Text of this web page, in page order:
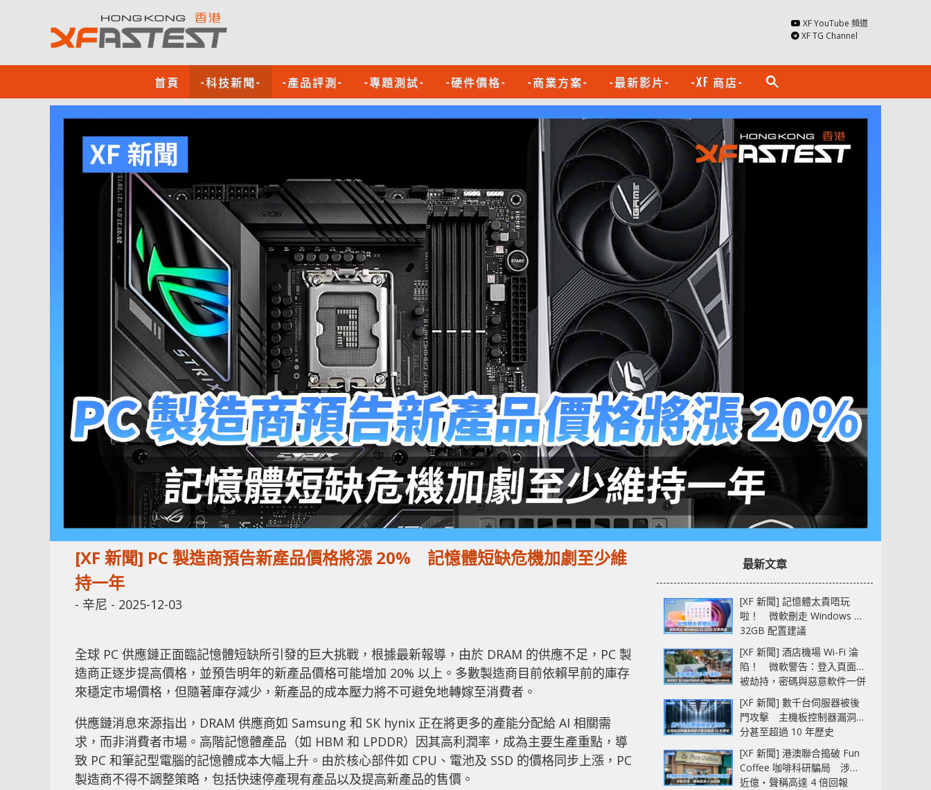
XF YouTube 頻道
XF TG Channel
首頁 -科技新聞- -產品評測- -專題測試- -硬件價格- -商業方案- -最新影片- -XF 商店- search
[XF 新聞] PC 製造商預告新產品價格將漲 20% 記憶體短缺危機加劇至少維
持一年
- 辛尼 - 2025-12-03
全球 PC 供應鏈正面臨記憶體短缺所引發的巨大挑戰，根據最新報導，由於 DRAM 的供應不足，PC 製
造商正逐步提高價格，並預告明年的新產品價格可能增加 20% 以上。多數製造商目前依賴早前的庫存
來穩定市場價格，但隨著庫存減少，新產品的成本壓力將不可避免地轉嫁至消費者。
供應鏈消息來源指出，DRAM 供應商如 Samsung 和 SK hynix 正在將更多的產能分配給 AI 相關需
求，而非消費者市場。高階記憶體產品（如 HBM 和 LPDDR）因其高利潤率，成為主要生產重點，導
致 PC 和筆記型電腦的記憶體成本大幅上升。由於核心部件如 CPU、電池及 SSD 的價格同步上漲，PC
製造商不得不調整策略，包括快速停產現有產品以及提高新產品的售價。
最新文章
[XF 新聞] 記憶體太貴唔玩
啦！ 微軟刪走 Windows 11
32GB 配置建議
[XF 新聞] 酒店機場 Wi-Fi 淪
陷！ 微軟警告：登入頁面可
被劫持，密碼與惡意軟件一併
中招
[XF 新聞] 數千台伺服器被後
門攻擊 主機板控制器漏洞部
分甚至超過 10 年歷史
[XF 新聞] 港澳聯合搗破 Fun
Coffee 咖啡科研騙局 涉款
近億‧聲稱高達 4 倍回報